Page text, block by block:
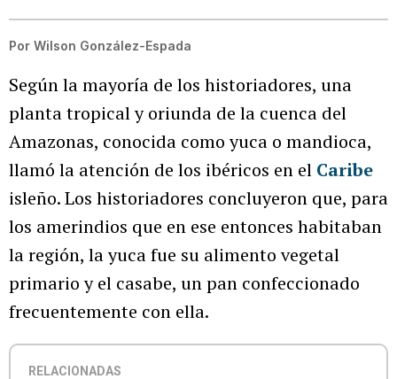
Por Wilson González-Espada
Según la mayoría de los historiadores, una
planta tropical y oriunda de la cuenca del
Amazonas, conocida como yuca o mandioca,
llamó la atención de los ibéricos en el Caribe
isleño. Los historiadores concluyeron que, para
los amerindios que en ese entonces habitaban
la región, la yuca fue su alimento vegetal
primario y el casabe, un pan confeccionado
frecuentemente con ella.
RELACIONADAS